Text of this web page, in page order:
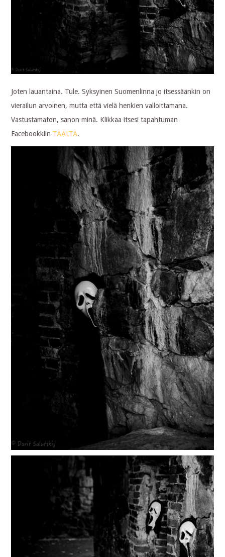
Joten lauantaina. Tule. Syksyinen Suomenlinna jo itsessäänkin on
vierailun arvoinen, mutta että vielä henkien valloittamana.
Vastustamaton, sanon minä. Klikkaa itsesi tapahtuman
Facebookkiin TÄÄLTÄ.